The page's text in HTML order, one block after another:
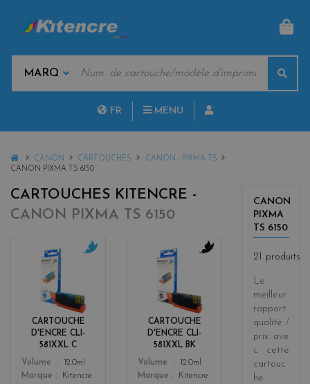
MARQUES
CLÉS
FR MENU
HOMECANON CARTOUCHES
CANON - PIXMA TS
CANON PIXMA TS 6150
CARTOUCHES KITENCRE -
CANON PIXMA TS 6150
CARTOUCHE
D'ENCRE CLI-
581XXL C
Color
n
Volume
12.0ml
Marque
Kitencre
CARTOUCHE
D'ENCRE CLI-
581XXL BK
Color
c
k
Volume
12.0ml
Marque
Kitencre
CANON
PIXMA
TS 6150
21 produits
Le
meilleur
rapport
qualité /
prix ave
c cette
cartouc
he